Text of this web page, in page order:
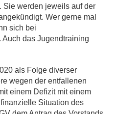
Sie werden jeweils auf der
Wer gerne mal
sich bei
Auch das Jugendtraining
als Folge diverser
wegen der entfallenen
einem Defizit mit einem
Situation des